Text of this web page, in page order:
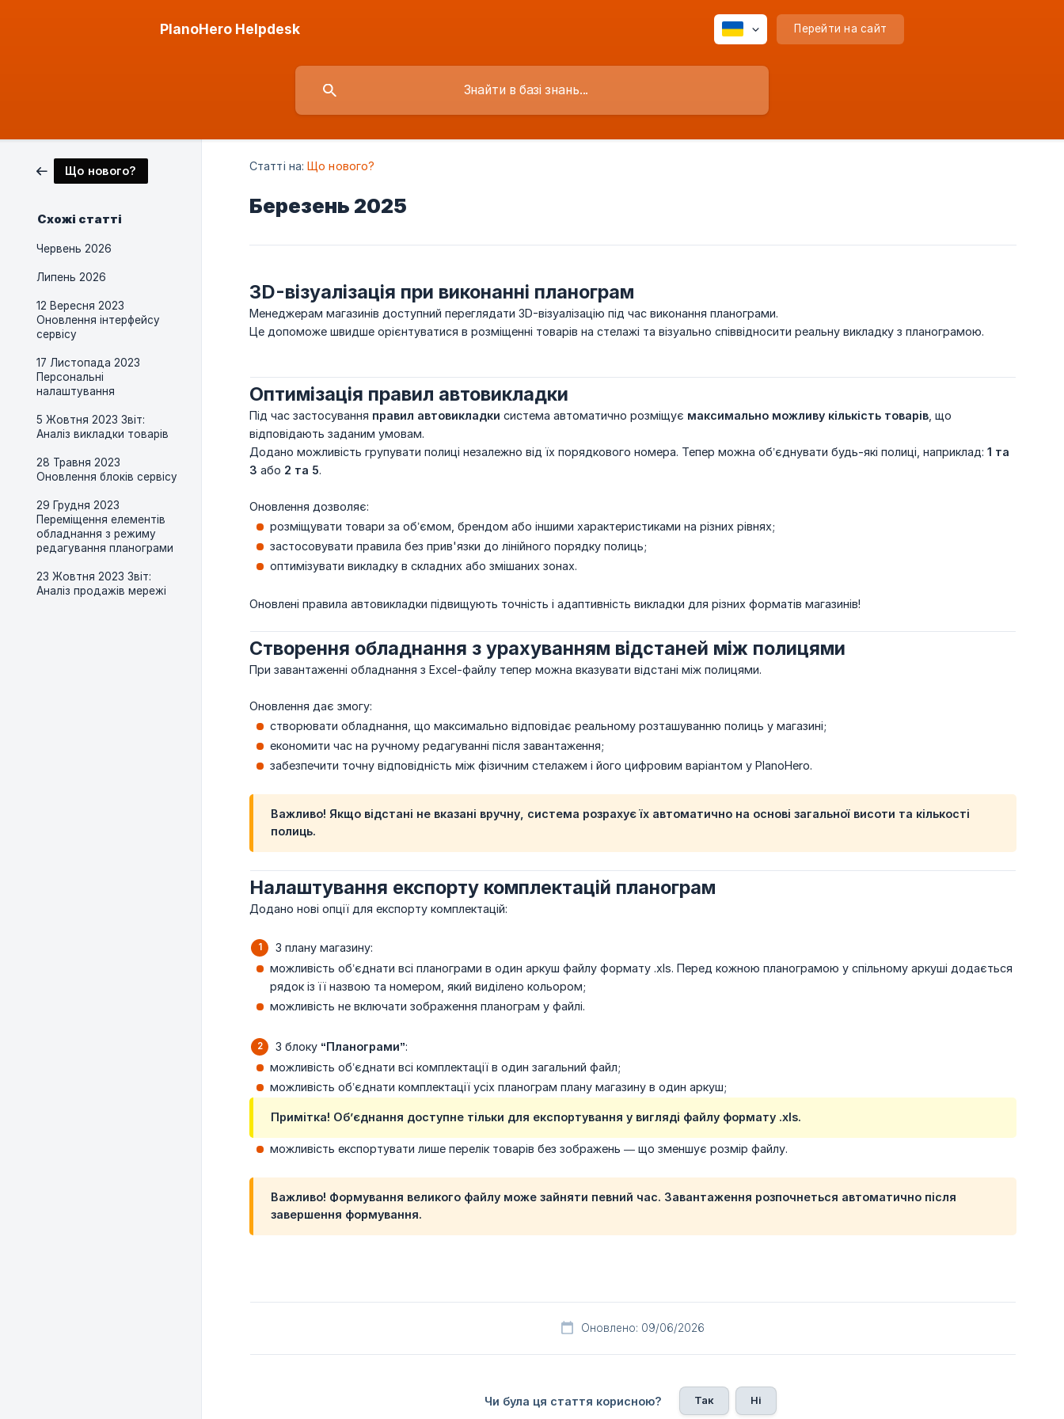
PlanoHero Helpdesk Перейти на сайт
Що нового?
Схожі статті
Червень 2026
Липень 2026
12 Вересня 2023
Оновлення інтерфейсу
сервісу
17 Листопада 2023
Персональні
налаштування
5 Жовтня 2023 Звіт:
Аналіз викладки товарів
28 Травня 2023
Оновлення блоків сервісу
29 Грудня 2023
Переміщення елементів
обладнання з режиму
редагування планограми
23 Жовтня 2023 Звіт:
Аналіз продажів мережі
Статті на: Що нового?
Березень 2025
3D-візуалізація при виконанні планограм
Менеджерам магазинів доступний переглядати 3D-візуалізацію під час виконання планограми.
Це допоможе швидше орієнтуватися в розміщенні товарів на стелажі та візуально співвідносити реальну викладку з планограмою.
Оптимізація правил автовикладки
Під час застосування правил автовикладки система автоматично розміщує максимально можливу кількість товарів , що
відповідають заданим умовам.
Додано можливість групувати полиці незалежно від їх порядкового номера. Тепер можна об’єднувати будь-які полиці, наприклад: 1 та
3 або 2 та 5.
Оновлення дозволяє:
розміщувати товари за об’ємом, брендом або іншими характеристиками на різних рівнях;
застосовувати правила без прив'язки до лінійного порядку полиць;
оптимізувати викладку в складних або змішаних зонах.
Оновлені правила автовикладки підвищують точність і адаптивність викладки для різних форматів магазинів!
Створення обладнання з урахуванням відстаней між полицями
При завантаженні обладнання з Excel-файлу тепер можна вказувати відстані між полицями.
Оновлення дає змогу:
створювати обладнання, що максимально відповідає реальному розташуванню полиць у магазині;
економити час на ручному редагуванні після завантаження;
забезпечити точну відповідність між фізичним стелажем і його цифровим варіантом у PlanoHero.
Важливо! Якщо відстані не вказані вручну, система розрахує їх автоматично на основі загальної висоти та кількості
полиць.
Налаштування експорту комплектацій планограм
Додано нові опції для експорту комплектацій:
З плану магазину:
можливість об’єднати всі планограми в один аркуш файлу формату .xls. Перед кожною планограмою у спільному аркуші додається
рядок із її назвою та номером, який виділено кольором;
можливість не включати зображення планограм у файлі.
З блоку “Планограми”:
можливість об’єднати всі комплектації в один загальний файл;
можливість об’єднати комплектації усіх планограм плану магазину в один аркуш;
Примітка! Обʼєднання доступне тільки для експортування у вигляді файлу формату .xls.
можливість експортувати лише перелік товарів без зображень — що зменшує розмір файлу.
Важливо! Формування великого файлу може зайняти певний час. Завантаження розпочнеться автоматично після
завершення формування.
Оновлено: 09/06/2026
Чи була ця стаття корисною? Так Ні